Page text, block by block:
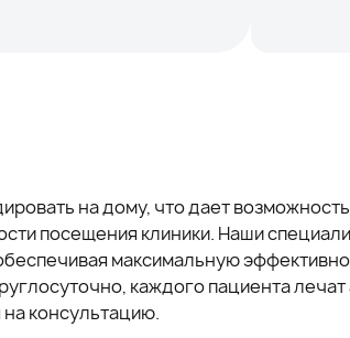
на дому, что дает
посещения клиники. Наши
максимальную
каждого пациента
на консультацию.